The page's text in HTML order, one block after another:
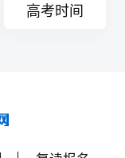
高考时间